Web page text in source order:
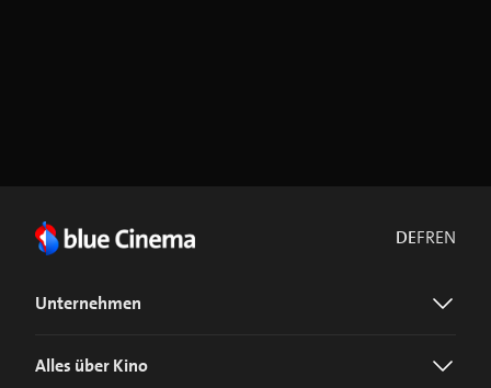
DEFREN
Unternehmen
Alles über Kino